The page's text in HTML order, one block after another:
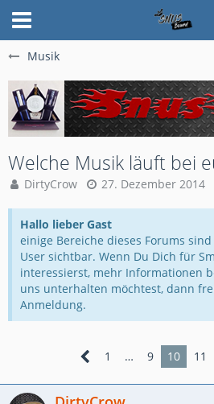
Musik
Welche Musik läuft bei
DirtyCrow 27. Dezember 2014
Hallo lieber Gast
einige Bereiche dieses Forums
User sichtbar. Wenn Du Dich für
interessierst, mehr Informationen
uns unterhalten möchtest, dann
Anmeldung.
1 … 9 10 11